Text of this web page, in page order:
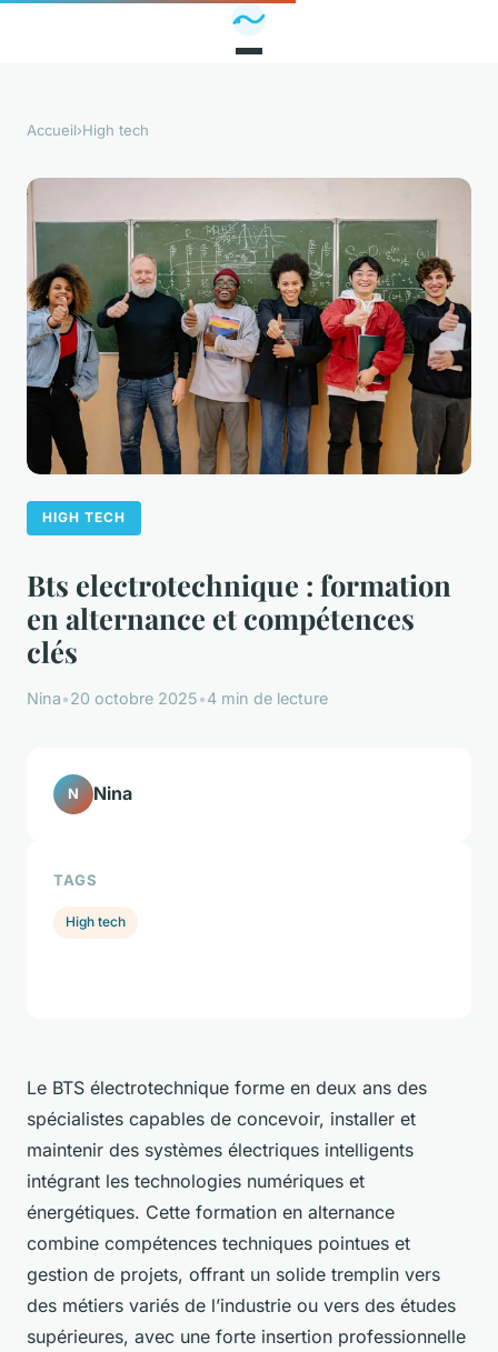
Accueil›High tech
HIGH TECH
Bts electrotechnique : formation
en alternance et compétences
clés
Nina•20 octobre 2025•4 min de lecture
Le BTS électrotechnique forme en deux ans des
spécialistes capables de concevoir, installer et
maintenir des systèmes électriques intelligents
intégrant les technologies numériques et
énergétiques. Cette formation en alternance
combine compétences techniques pointues et
gestion de projets, offrant un solide tremplin vers
des métiers variés de l’industrie ou vers des études
supérieures, avec une forte insertion professionnelle
N Nina
TAGS
High tech